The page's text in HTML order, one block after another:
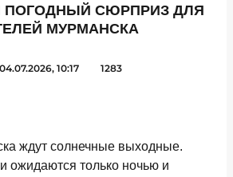
СЮРПРИЗ ДЛЯ
МУРМАНСКА
04.07.2026, 10:17 1283
ждут солнечные выходные.
ожидаются только ночью и